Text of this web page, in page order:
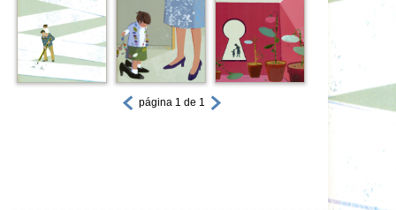
página 1 de 1